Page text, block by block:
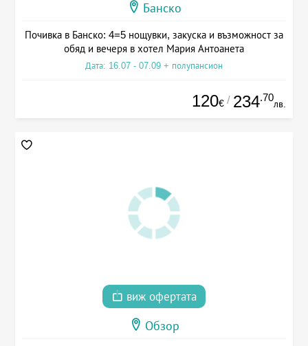
Банско
Почивка в Банско: 4=5 нощувки, закуска и възможност за
обяд и вечеря в хотел Мария Антоанета
Дата: 16.07 - 07.09 + полупансион
120€ / 234.70
лв.
виж офертата
Обзор